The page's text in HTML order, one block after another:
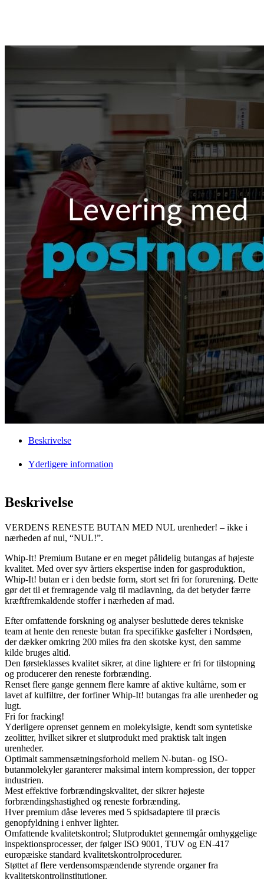
Beskrivelse
Yderligere information
Beskrivelse
VERDENS RENESTE BUTAN MED NUL urenheder! – ikke i
nærheden af nul, “NUL!”.
Whip-It! Premium Butane er en meget pålidelig butangas af højeste
kvalitet. Med over syv årtiers ekspertise inden for gasproduktion,
Whip-It! butan er i den bedste form, stort set fri for forurening. Dette
gør det til et fremragende valg til madlavning, da det betyder færre
kræftfremkaldende stoffer i nærheden af mad.
Efter omfattende forskning og analyser besluttede deres tekniske
team at hente den reneste butan fra specifikke gasfelter i Nordsøen,
der dækker omkring 200 miles fra den skotske kyst, den samme
kilde bruges altid.
Den førsteklasses kvalitet sikrer, at dine lightere er fri for tilstopning
og producerer den reneste forbrænding.
Renset flere gange gennem flere kamre af aktive kultårne, som er
lavet af kulfiltre, der forfiner Whip-It! butangas fra alle urenheder og
lugt.
Fri for fracking!
Yderligere oprenset gennem en molekylsigte, kendt som syntetiske
zeolitter, hvilket sikrer et slutprodukt med praktisk talt ingen
urenheder.
Optimalt sammensætningsforhold mellem N-butan- og ISO-
butanmolekyler garanterer maksimal intern kompression, der topper
industrien.
Mest effektive forbrændingskvalitet, der sikrer højeste
forbrændingshastighed og reneste forbrænding.
Hver premium dåse leveres med 5 spidsadaptere til præcis
genopfyldning i enhver lighter.
Omfattende kvalitetskontrol; Slutproduktet gennemgår omhyggelige
inspektionsprocesser, der følger ISO 9001, TUV og EN-417
europæiske standard kvalitetskontrolprocedurer.
Støttet af flere verdensomspændende styrende organer fra
kvalitetskontrolinstitutioner.